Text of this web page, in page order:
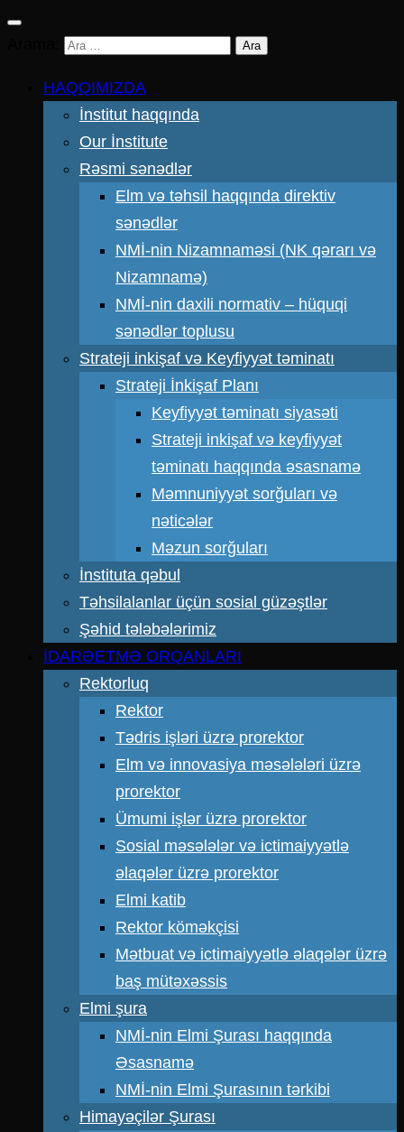
HAQQIMIZDA
İnstitut haqqında
Our İnstitute
Rəsmi sənədlər
Elm və təhsil haqqında direktiv
sənədlər
NMİ-nin Nizamnaməsi (NK qərarı və
Nizamnamə)
NMİ-nin daxili normativ – hüquqi
sənədlər toplusu
Strateji inkişaf və Keyfiyyət təminatı
Strateji İnkişaf Planı
Keyfiyyət təminatı siyasəti
Strateji inkişaf və keyfiyyət
təminatı haqqında əsasnamə
Məmnuniyyət sorğuları və
nəticələr
Məzun sorğuları
İnstituta qəbul
Təhsilalanlar üçün sosial güzəştlər
Şəhid tələbələrimiz
İDARƏETMƏ ORQANLARI
Rektorluq
Rektor
Tədris işləri üzrə prorektor
Elm və innovasiya məsələləri üzrə
prorektor
Ümumi işlər üzrə prorektor
Sosial məsələlər və ictimaiyyətlə
əlaqələr üzrə prorektor
Elmi katib
Rektor köməkçisi
Mətbuat və ictimaiyyətlə əlaqələr üzrə
baş mütəxəssis
Elmi şura
NMİ-nin Elmi Şurası haqqında
Əsasnamə
NMİ-nin Elmi Şurasının tərkibi
Himayəçilər Şurası